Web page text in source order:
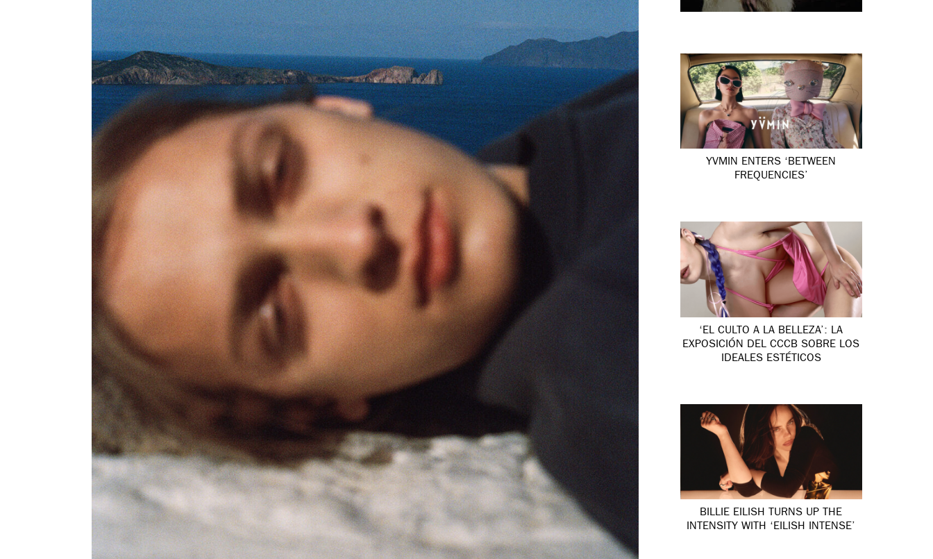
YVMIN ENTERS ‘BETWEEN
FREQUENCIES’
‘EL CULTO A LA BELLEZA’: LA
EXPOSICIÓN DEL CCCB SOBRE LOS
IDEALES ESTÉTICOS
BILLIE EILISH TURNS UP THE
INTENSITY WITH ‘EILISH INTENSE’